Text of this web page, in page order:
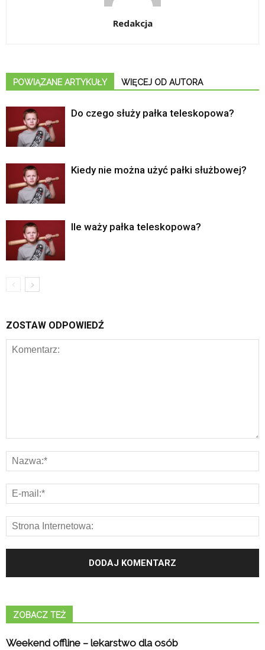
Redakcja
POWIĄZANE ARTYKUŁY WIĘCEJ OD AUTORA
Do czego służy pałka teleskopowa?
Kiedy nie można użyć pałki służbowej?
Ile waży pałka teleskopowa?
ZOSTAW ODPOWIEDŹ
ZOBACZ TEŻ
Weekend offline – lekarstwo dla osób